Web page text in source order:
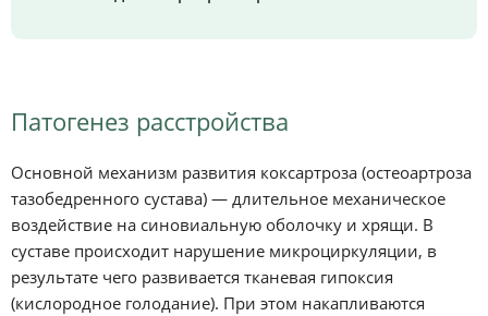
Патогенез расстройства
Основной механизм развития коксартроза (остеоартроза
тазобедренного сустава) — длительное механическое
воздействие на синовиальную оболочку и хрящи. В
суставе происходит нарушение микроциркуляции, в
результате чего развивается тканевая гипоксия
(кислородное голодание). При этом накапливаются